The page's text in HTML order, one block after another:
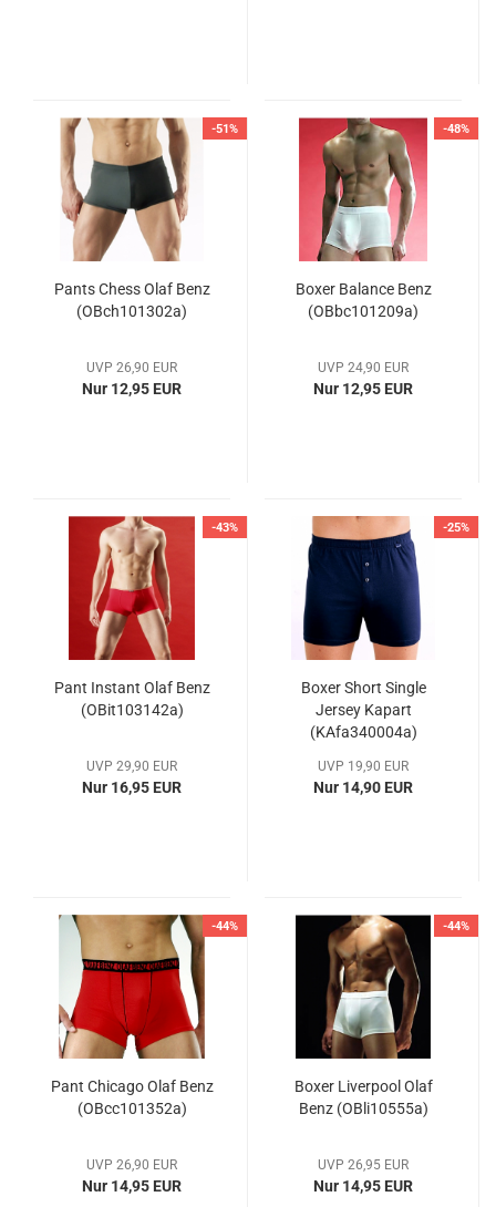
-51%
Pants Chess Olaf Benz
(OBch101302a)
UVP 26,90 EUR
Nur 12,95 EUR
-48%
Boxer Balance Benz
(OBbc101209a)
UVP 24,90 EUR
Nur 12,95 EUR
-43%
Pant Instant Olaf Benz
(OBit103142a)
UVP 29,90 EUR
Nur 16,95 EUR
-25%
Boxer Short Single
Jersey Kapart
(KAfa340004a)
UVP 19,90 EUR
Nur 14,90 EUR
-44%
Pant Chicago Olaf Benz
(OBcc101352a)
UVP 26,90 EUR
Nur 14,95 EUR
-44%
Boxer Liverpool Olaf
Benz (OBli10555a)
UVP 26,95 EUR
Nur 14,95 EUR